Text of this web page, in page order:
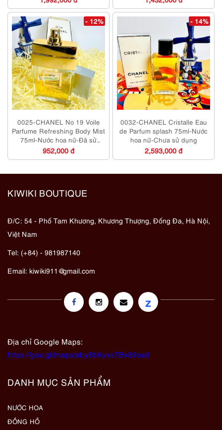
- 12%
0025-CHANEL No 19 Voile
Parfume Refreshing Body Mist
75ml-Nước hoa nữ-Đã sử
dụng
952,000 đ
- 14%
0032-CHANEL Cristalle Eau
de Parfum splash 75ml-Nước
hoa nữ-Chưa sử dụng
2,593,000 đ
KIWIKI BOUTIQUE
Đ/C: 54 - Phố Tam Khương, Khương Thượng, Đống Đa, Hà Nội,
Việt Nam
Tel: (+84) - 981987140
Email: kiwiki911@gmail.com
z
Địa chỉ Google Maps:
https://goo.gl/maps/eby8bKyks7Bx89oa6
DANH MỤC SẢN PHẨM
NƯỚC HOA
ĐỒNG HỒ